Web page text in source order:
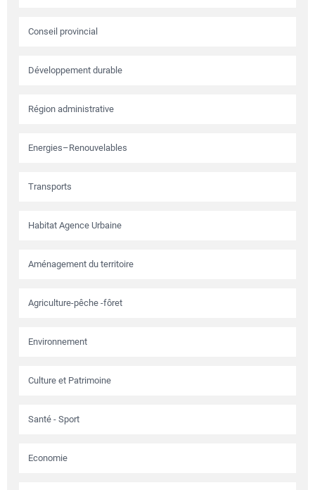
Conseil provincial
Développement durable
Région administrative
Energies–Renouvelables
Transports
Habitat Agence Urbaine
Aménagement du territoire
Agriculture-pêche -fôret
Environnement
Culture et Patrimoine
Santé - Sport
Economie